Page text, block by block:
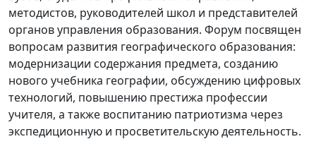
методистов, руководителей школ и представителей
органов управления образования. Форум посвящен
вопросам развития географического образования:
модернизации содержания предмета, созданию
нового учебника географии, обсуждению цифровых
технологий, повышению престижа профессии
учителя, а также воспитанию патриотизма через
экспедиционную и просветительскую деятельность.